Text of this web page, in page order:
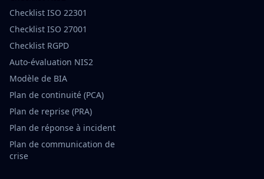
Checklist ISO 22301
Checklist ISO 27001
Checklist RGPD
Auto-évaluation NIS2
Modèle de BIA
Plan de continuité (PCA)
Plan de reprise (PRA)
Plan de réponse à incident
Plan de communication de
crise